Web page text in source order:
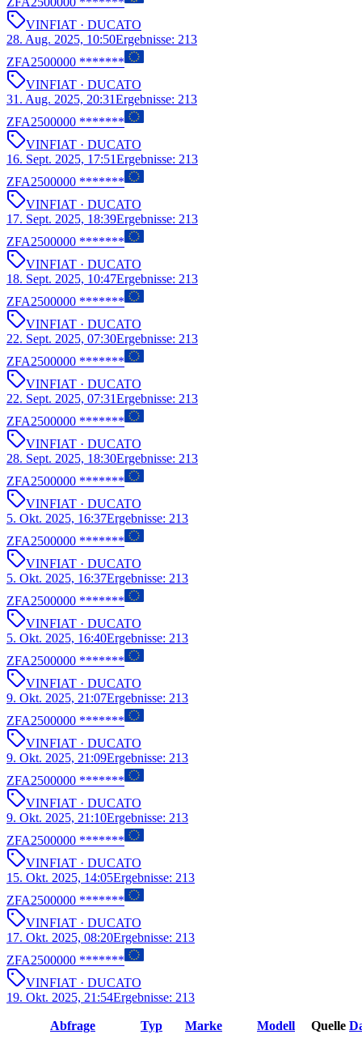
VINFIAT · DUCATO
28. Aug. 2025, 10:50Ergebnisse: 213
ZFA2500000 *******
VINFIAT · DUCATO
31. Aug. 2025, 20:31Ergebnisse: 213
ZFA2500000 *******
VINFIAT · DUCATO
16. Sept. 2025, 17:51Ergebnisse: 213
ZFA2500000 *******
VINFIAT · DUCATO
17. Sept. 2025, 18:39Ergebnisse: 213
ZFA2500000 *******
VINFIAT · DUCATO
18. Sept. 2025, 10:47Ergebnisse: 213
ZFA2500000 *******
VINFIAT · DUCATO
22. Sept. 2025, 07:30Ergebnisse: 213
ZFA2500000 *******
VINFIAT · DUCATO
22. Sept. 2025, 07:31Ergebnisse: 213
ZFA2500000 *******
VINFIAT · DUCATO
28. Sept. 2025, 18:30Ergebnisse: 213
ZFA2500000 *******
VINFIAT · DUCATO
5. Okt. 2025, 16:37Ergebnisse: 213
ZFA2500000 *******
VINFIAT · DUCATO
5. Okt. 2025, 16:37Ergebnisse: 213
ZFA2500000 *******
VINFIAT · DUCATO
5. Okt. 2025, 16:40Ergebnisse: 213
ZFA2500000 *******
VINFIAT · DUCATO
9. Okt. 2025, 21:07Ergebnisse: 213
ZFA2500000 *******
VINFIAT · DUCATO
9. Okt. 2025, 21:09Ergebnisse: 213
ZFA2500000 *******
VINFIAT · DUCATO
9. Okt. 2025, 21:10Ergebnisse: 213
ZFA2500000 *******
VINFIAT · DUCATO
15. Okt. 2025, 14:05Ergebnisse: 213
ZFA2500000 *******
VINFIAT · DUCATO
17. Okt. 2025, 08:20Ergebnisse: 213
ZFA2500000 *******
VINFIAT · DUCATO
19. Okt. 2025, 21:54Ergebnisse: 213
Abfrage Typ Marke Modell Quelle